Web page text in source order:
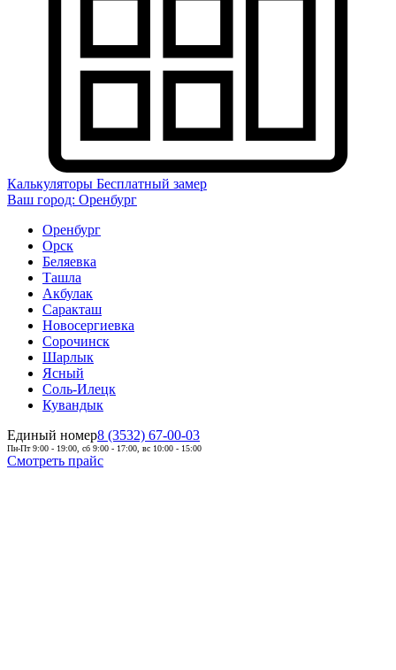
Калькуляторы Бесплатный замер
Ваш город: Оренбург
Оренбург
Орск
Беляевка
Ташла
Акбулак
Саракташ
Новосергиевка
Сорочинск
Шарлык
Ясный
Соль-Илецк
Кувандык
Единый номер8 (3532) 67-00-03
Пн-Пт 9:00 - 19:00, сб 9:00 - 17:00, вс 10:00 - 15:00
Смотреть прайс